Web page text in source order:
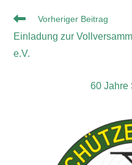
Vorheriger Beitrag
Einladung zur
e.V.
60 Jahre